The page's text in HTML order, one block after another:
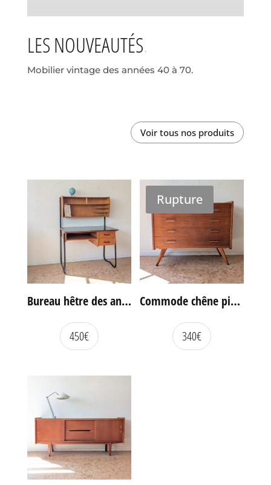
LES NOUVEAUTÉS
Mobilier vintage des années 40 à 70.
Voir tous nos produits
Bureau hêtre des années 60
450€
Rupture
Commode chêne pieds compas vintage
340€